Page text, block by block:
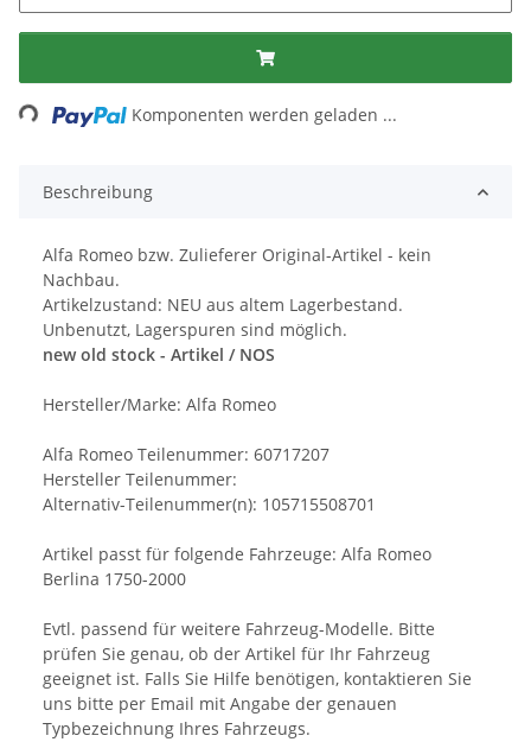
Komponenten werden geladen ...
Beschreibung
Alfa Romeo bzw. Zulieferer Original-Artikel - kein
Nachbau.
Artikelzustand: NEU aus altem Lagerbestand.
Unbenutzt, Lagerspuren sind möglich.
new old stock - Artikel / NOS
Hersteller/Marke: Alfa Romeo
Alfa Romeo Teilenummer: 60717207
Hersteller Teilenummer:
Alternativ-Teilenummer(n): 105715508701
Artikel passt für folgende Fahrzeuge: Alfa Romeo
Berlina 1750-2000
Evtl. passend für weitere Fahrzeug-Modelle. Bitte
prüfen Sie genau, ob der Artikel für Ihr Fahrzeug
geeignet ist. Falls Sie Hilfe benötigen, kontaktieren Sie
uns bitte per Email mit Angabe der genauen
Typbezeichnung Ihres Fahrzeugs.